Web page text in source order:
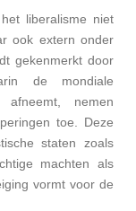
liberalisme niet
ook extern onder
gekenmerkt door
de mondiale
nemen
toe. Deze
staten zoals
machten als
vormt voor de